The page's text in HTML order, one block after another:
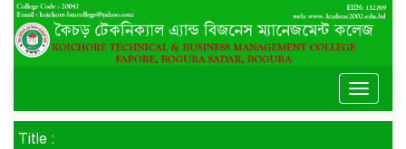
Toggle
Title :